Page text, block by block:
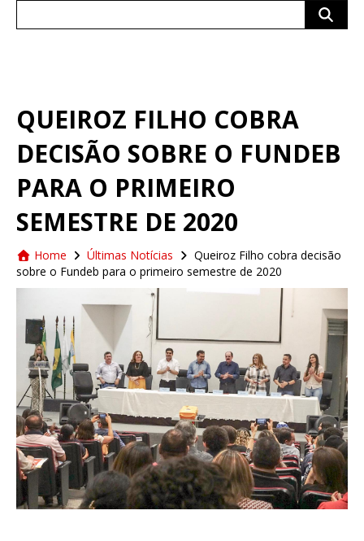
QUEIROZ FILHO COBRA
DECISÃO SOBRE O FUNDEB
PARA O PRIMEIRO
SEMESTRE DE 2020
Home Últimas Notícias
Queiroz Filho cobra decisão
sobre o Fundeb para o primeiro semestre de 2020